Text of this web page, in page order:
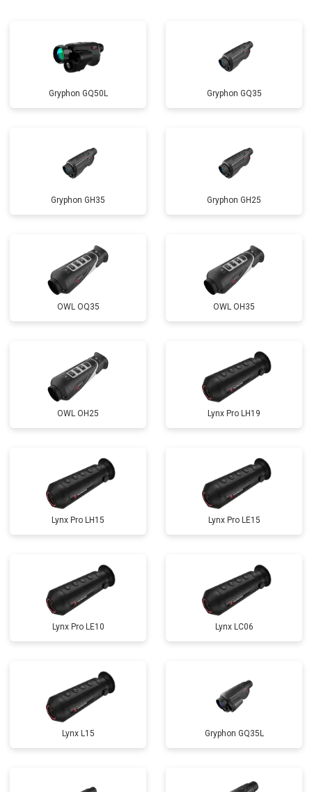
Gryphon GQ50L Gryphon GQ35
Gryphon GH35 Gryphon GH25
OWL OQ35 OWL OH35
OWL OH25 Lynx Pro LH19
Lynx Pro LH15 Lynx Pro LE15
Lynx Pro LE10 Lynx LC06
Lynx L15 Gryphon GQ35L